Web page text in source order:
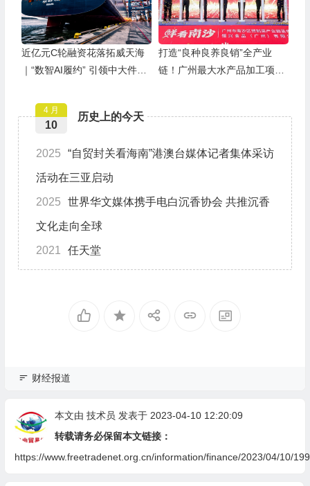
近亿元C轮融资花落拓威天海
｜“数智AI履约” 引领中大件出
打造“良种良养良销”全产业
链！广州最大水产品加工项目
历史上的今天
4 月
10
2025 “自贸封关看海南”港澳台媒体记者集体采访
活动在三亚启动
2025 世界华文媒体携手电白沉香协会 共推沉香
文化走向全球
2021 任天堂
财经报道
本文由 技术员 发表于 2023-04-10 12:20:09
转载请务必保留本文链接：
https://www.freetradenet.org.cn/information/finance/2023/04/10/